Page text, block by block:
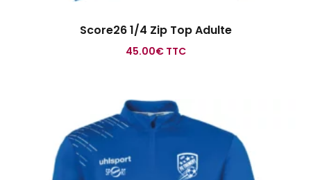
Score26 1/4 Zip Top Adulte
45.00€ TTC